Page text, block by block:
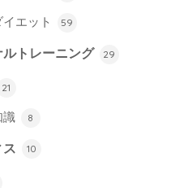
エット 59
ルトレーニング 29
21
識 8
ス 10